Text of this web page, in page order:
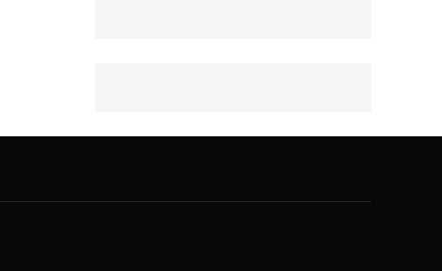
SB 30 mar